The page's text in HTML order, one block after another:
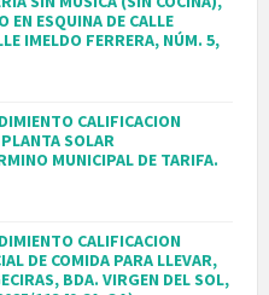
EN ESQUINA DE CALLE
IMELDO FERRERA, NÚM. 5,
CALIFICACION
SOLAR
MUNICIPAL DE TARIFA.
CALIFICACION
DE COMIDA PARA LLEVAR,
BDA. VIRGEN DEL SOL,